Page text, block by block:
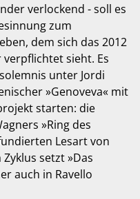
verlockend - soll es
zum
dem sich das 2012
sieht. Es
unter Jordi
»Genoveva« mit
starten: die
»Ring des
Lesart von
setzt »Das
auch in Ravello